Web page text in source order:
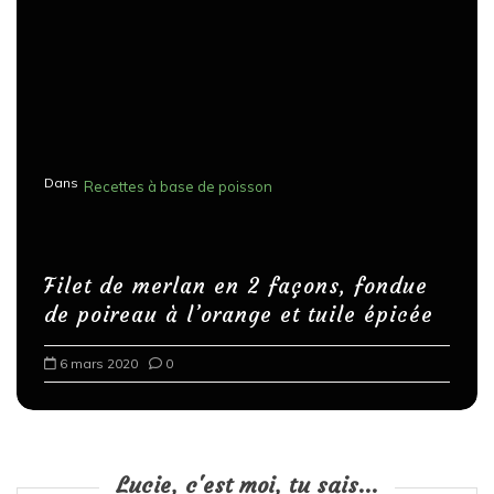
Dans Recettes à base de poisson
Filet de merlan en 2 façons, fondue
de poireau à l’orange et tuile épicée
6 mars 2020 0
Lucie, c'est moi, tu sais...